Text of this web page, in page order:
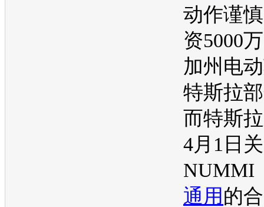
动作谨
资5000
加州 电
特斯拉
而特斯
4月1日
NUMMI
通用 的